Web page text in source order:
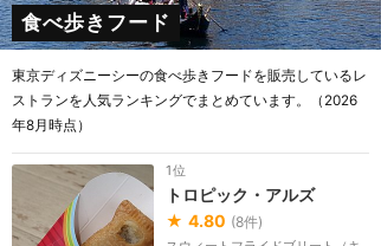
食べ歩きフード
東京ディズニーシーの食べ歩きフードを販売しているレ
ストランを人気ランキングでまとめています。（2026
年8月時点）
1位
トロピック・アルズ
★ 4.80 (8件)